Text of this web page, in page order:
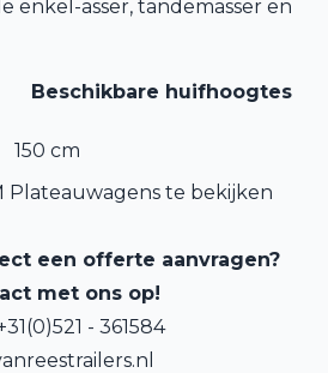
enkel-asser, tandemasser en
Beschikbare huifhoogtes
150 cm
Plateauwagens te bekijken
een offerte aanvragen?
met ons op!
- 361584